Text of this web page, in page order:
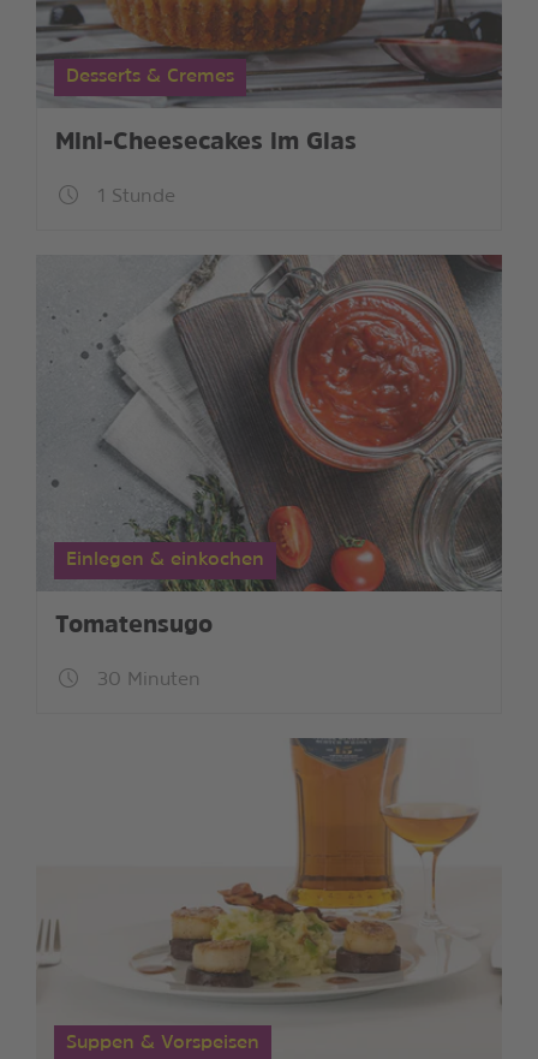
Desserts & Cremes
Mini-Cheesecakes im Glas
1 Stunde
Einlegen & einkochen
Tomatensugo
30 Minuten
Suppen & Vorspeisen